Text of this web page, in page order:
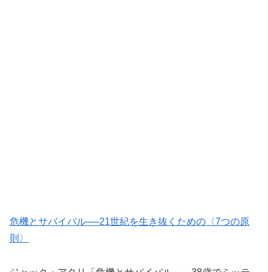
危機とサバイバル──21世紀を生き抜くための〈7つの原
則〉